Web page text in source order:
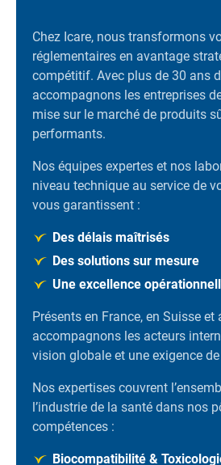
Chez Icare, nous transformons
réglementaires en avantage
compétitif. Avec plus de 30 ans
accompagnons les entreprises
mise sur le marché de produits
performants.
Nos équipes expertes et nos
niveau technique au service de
vous garantissent :
Des délais maîtrisés
Des solutions sur mesure
Une excellence
Présents en France, en Suisse et
accompagnons les acteurs
vision globale et une exigence
Nos expertises couvrent
l’industrie de la santé dans nos
compétences :
Biocompatibilité &